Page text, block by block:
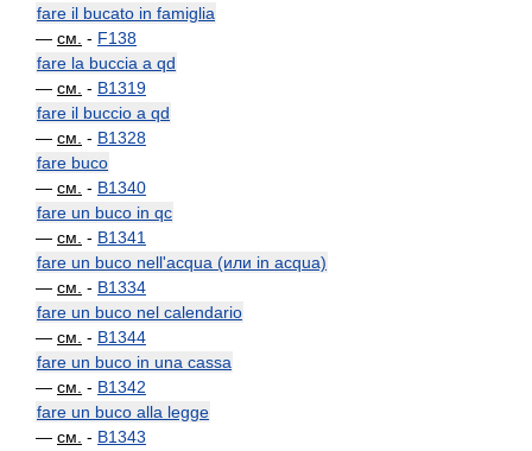
fare il bucato in famiglia
— см. - F138
fare la buccia a qd
— см. - B1319
fare il buccio a qd
— см. - B1328
fare buco
— см. - B1340
fare un buco in qc
— см. - B1341
fare un buco nell'acqua (или in acqua)
— см. - B1334
fare un buco nel calendario
— см. - B1344
fare un buco in una cassa
— см. - B1342
fare un buco alla legge
— см. - B1343